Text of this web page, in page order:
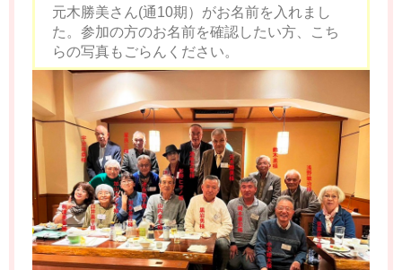
元木勝美さん(通10期）がお名前を入れまし
た。参加の方のお名前を確認したい方、こち
らの写真もごらんください。